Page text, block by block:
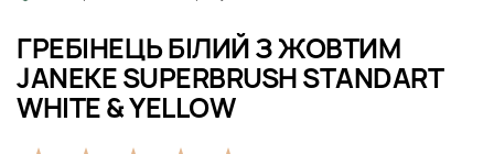
ГРЕБІНЕЦЬ БІЛИЙ З ЖОВТИМ
JANEKE SUPERBRUSH STANDART
WHITE & YELLOW